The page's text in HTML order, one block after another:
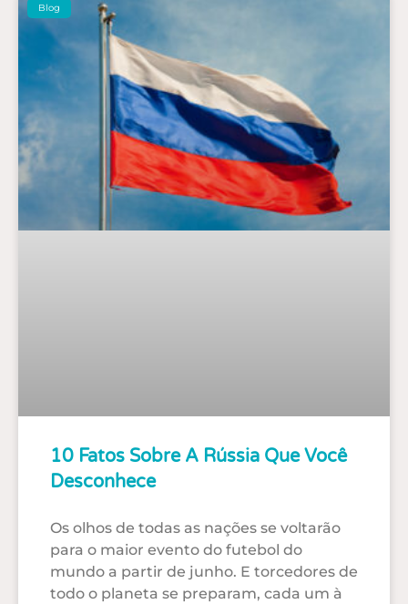
Blog
10 Fatos Sobre A Rússia Que Você
Desconhece
Os olhos de todas as nações se voltarão
para o maior evento do futebol do
mundo a partir de junho. E torcedores de
todo o planeta se preparam, cada um à